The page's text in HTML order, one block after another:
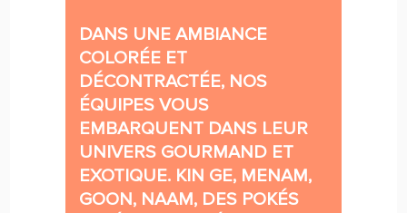
DANS UNE AMBIANCE
COLORÉE ET
DÉCONTRACTÉE, NOS
ÉQUIPES VOUS
EMBARQUENT DANS LEUR
UNIVERS GOURMAND ET
EXOTIQUE. KIN GE, MENAM,
GOON, NAAM, DES POKÉS